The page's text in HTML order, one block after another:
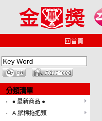
回首頁
分類清單
● 最新商品 ●
A.膠棉拖把類